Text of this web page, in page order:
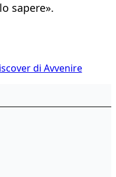
sapere».
di Avvenire